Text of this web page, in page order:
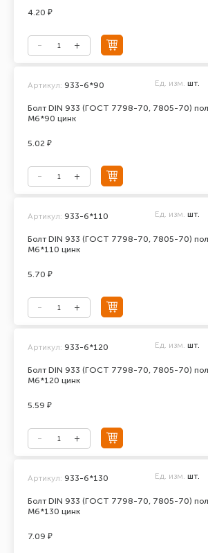
4.20 ₽
Болт DIN 933 (ГОСТ 7798-70, 7805-70)
М6*90 цинк
Артикул: 933-6*90 Ед. изм. шт.
5.02 ₽
Болт DIN 933 (ГОСТ 7798-70, 7805-70)
М6*110 цинк
Артикул: 933-6*110 Ед. изм. шт.
5.70 ₽
Болт DIN 933 (ГОСТ 7798-70, 7805-70)
М6*120 цинк
Артикул: 933-6*120 Ед. изм. шт.
5.59 ₽
Болт DIN 933 (ГОСТ 7798-70, 7805-70)
М6*130 цинк
Артикул: 933-6*130 Ед. изм. шт.
7.09 ₽